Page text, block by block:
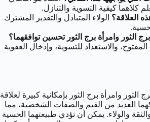
كلاهما كيفية التسوية والتنازل.
العلاقة؟ الولاء المتبادل والتقدير المشترك
الثور وامرأة برج الثور تحسين توافقهما؟
والاستعداد للتسوية، وإدخال العفوية
وامرأة برج الثور بإمكانية كبيرة لعلاقة
العديد من القيم والصفات الشخصية، مما
والولاء. يمكن أن تؤدي طبيعتهما الحسية